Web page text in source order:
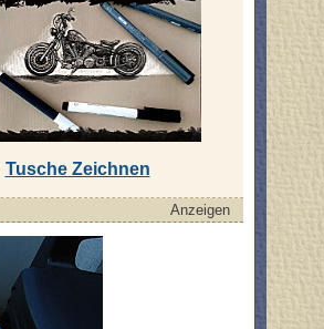
Tusche Zeichnen
Anzeigen